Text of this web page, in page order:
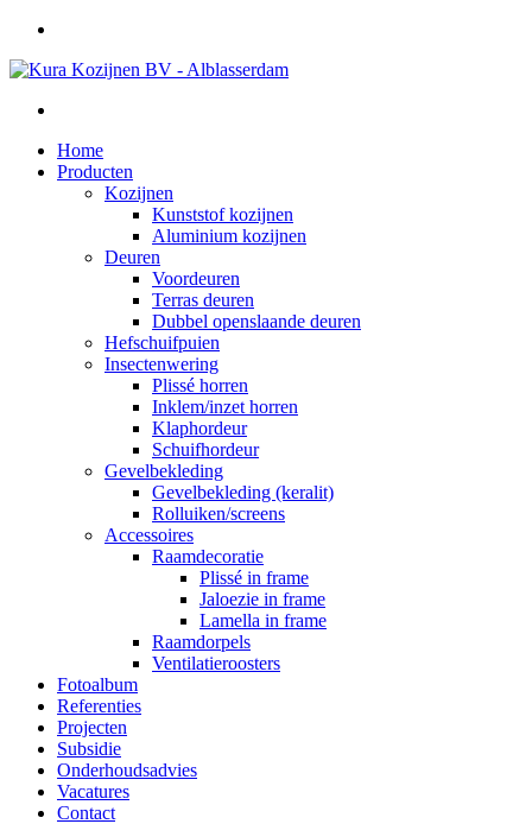
Home
Producten
Kozijnen
Kunststof kozijnen
Aluminium kozijnen
Deuren
Voordeuren
Terras deuren
Dubbel openslaande deuren
Hefschuifpuien
Insectenwering
Plissé horren
Inklem/inzet horren
Klaphordeur
Schuifhordeur
Gevelbekleding
Gevelbekleding (keralit)
Rolluiken/screens
Accessoires
Raamdecoratie
Plissé in frame
Jaloezie in frame
Lamella in frame
Raamdorpels
Ventilatieroosters
Fotoalbum
Referenties
Projecten
Subsidie
Onderhoudsadvies
Vacatures
Contact